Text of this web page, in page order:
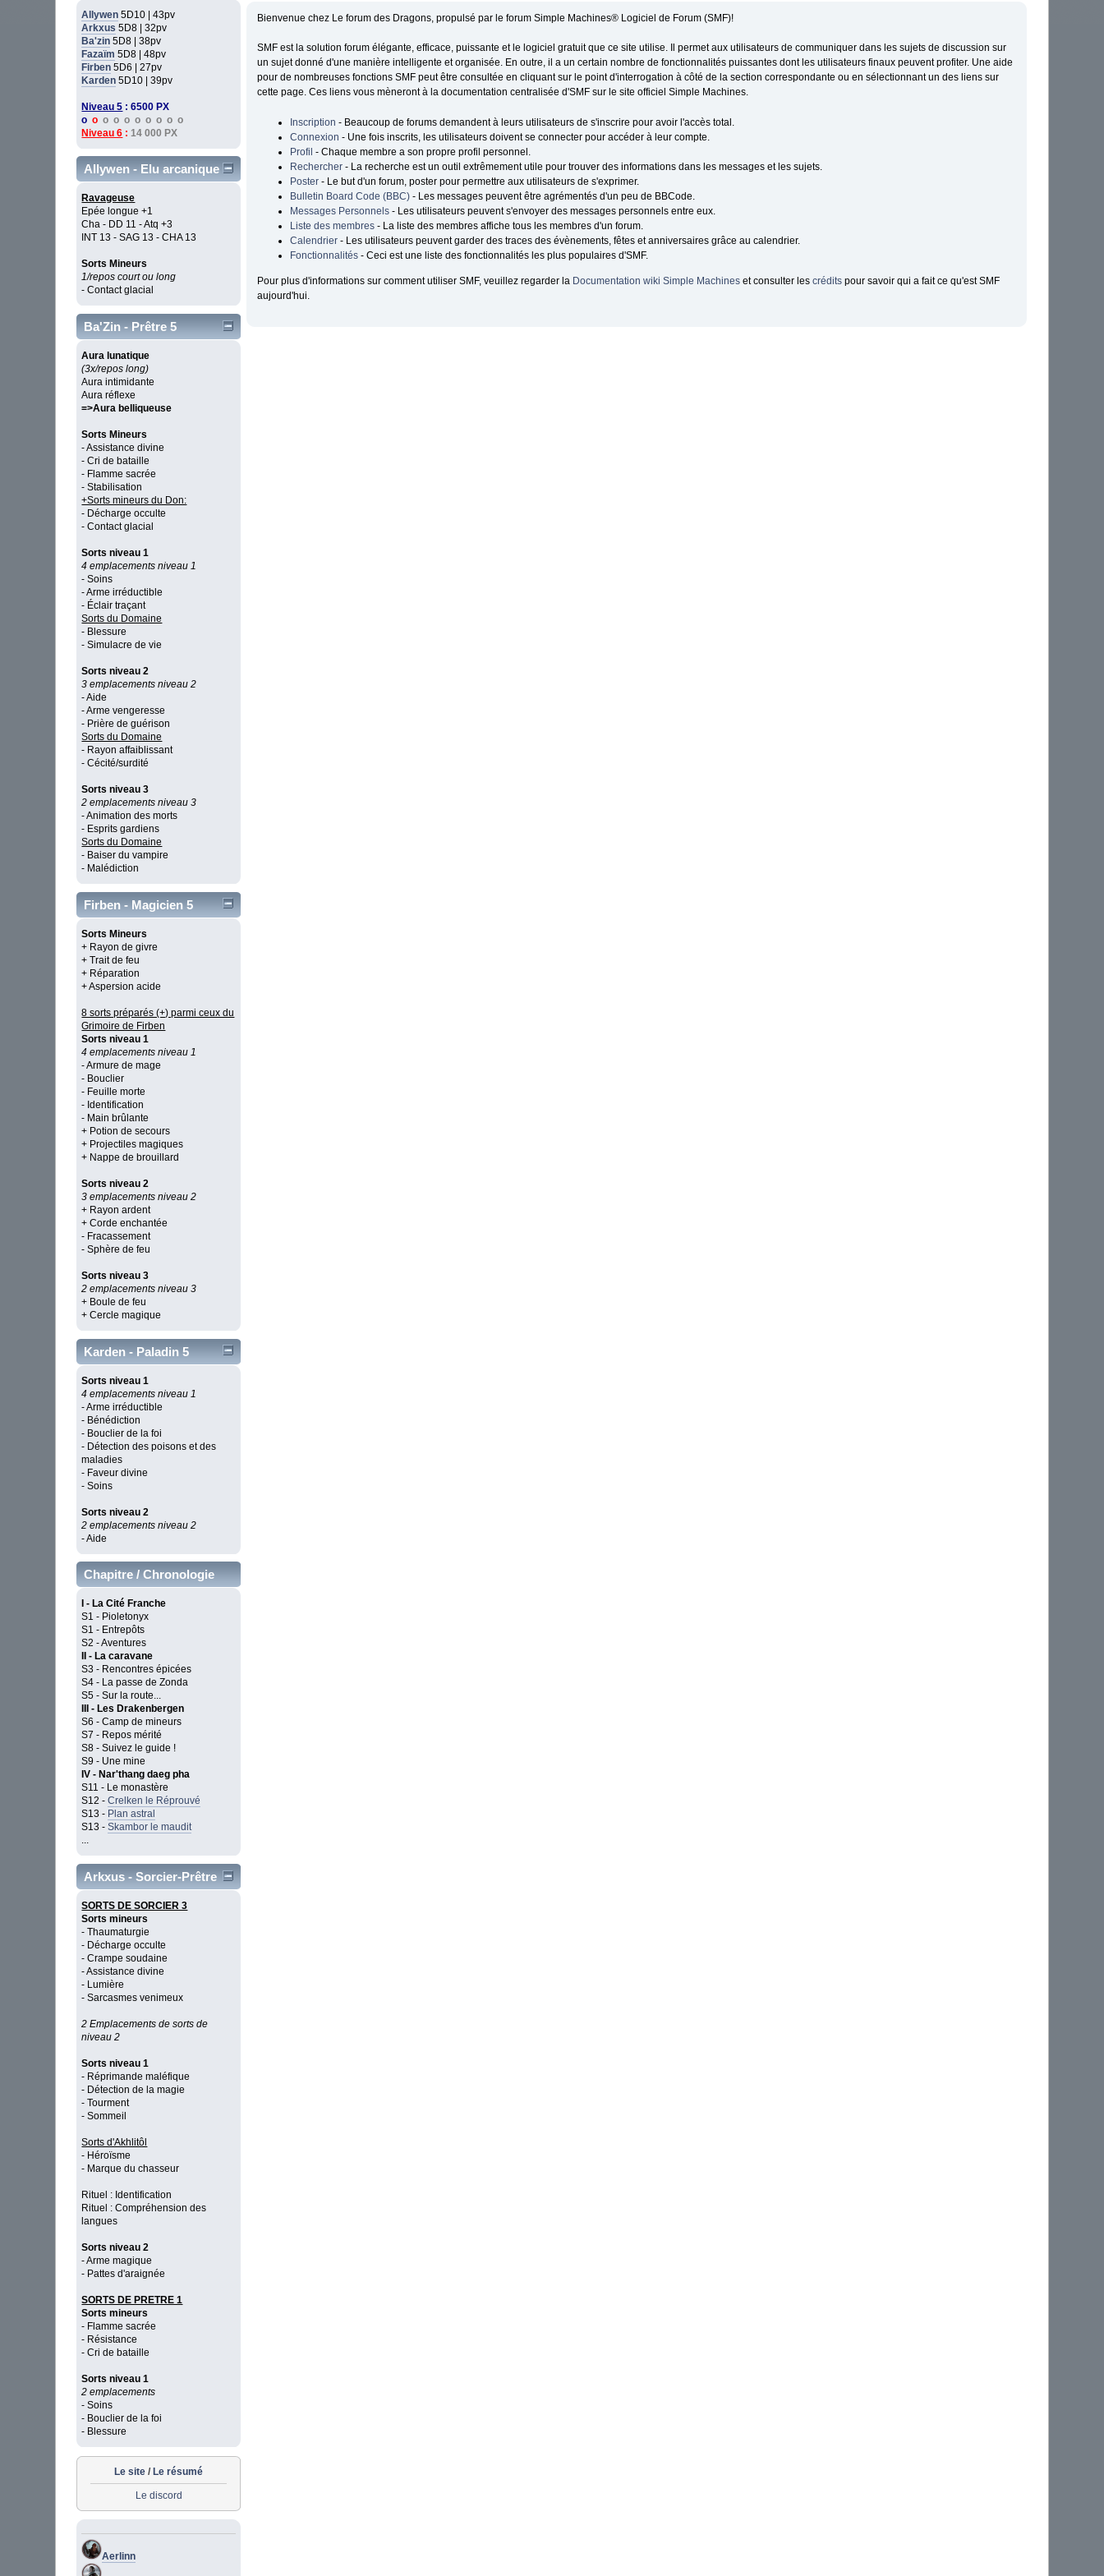
Allywen 5D10 | 43pv
Arkxus 5D8 | 32pv
Ba'zin 5D8 | 38pv
Fazaïm 5D8 | 48pv
Firben 5D6 | 27pv
Karden 5D10 | 39pv
Niveau 5 : 6500 PX
oo o o o o o o o o
Niveau 6 : 14 000 PX
Allywen - Elu arcanique
Ravageuse
Epée longue +1
Cha - DD 11 - Atq +3
INT 13 - SAG 13 - CHA 13
Sorts Mineurs
1/repos court ou long
- Contact glacial
Ba'Zin - Prêtre 5
Aura lunatique
(3x/repos long)
Aura intimidante
Aura réflexe
=>Aura belliqueuse
Sorts Mineurs
- Assistance divine
- Cri de bataille
- Flamme sacrée
- Stabilisation
+Sorts mineurs du Don:
- Décharge occulte
- Contact glacial
Sorts niveau 1
4 emplacements niveau 1
- Soins
- Arme irréductible
- Éclair traçant
Sorts du Domaine
- Blessure
- Simulacre de vie
Sorts niveau 2
3 emplacements niveau 2
- Aide
- Arme vengeresse
- Prière de guérison
Sorts du Domaine
- Rayon affaiblissant
- Cécité/surdité
Sorts niveau 3
2 emplacements niveau 3
- Animation des morts
- Esprits gardiens
Sorts du Domaine
- Baiser du vampire
- Malédiction
Firben - Magicien 5
Sorts Mineurs
+ Rayon de givre
+ Trait de feu
+ Réparation
+ Aspersion acide
8 sorts préparés (+) parmi ceux du
Grimoire de Firben
Sorts niveau 1
4 emplacements niveau 1
- Armure de mage
- Bouclier
- Feuille morte
- Identification
- Main brûlante
+ Potion de secours
+ Projectiles magiques
+ Nappe de brouillard
Sorts niveau 2
3 emplacements niveau 2
+ Rayon ardent
+ Corde enchantée
- Fracassement
- Sphère de feu
Sorts niveau 3
2 emplacements niveau 3
+ Boule de feu
+ Cercle magique
Karden - Paladin 5
Sorts niveau 1
4 emplacements niveau 1
- Arme irréductible
- Bénédiction
- Bouclier de la foi
- Détection des poisons et des
maladies
- Faveur divine
- Soins
Sorts niveau 2
2 emplacements niveau 2
- Aide
Chapitre / Chronologie
I - La Cité Franche
S1 - Pioletonyx
S1 - Entrepôts
S2 - Aventures
II - La caravane
S3 - Rencontres épicées
S4 - La passe de Zonda
S5 - Sur la route...
III - Les Drakenbergen
S6 - Camp de mineurs
S7 - Repos mérité
S8 - Suivez le guide !
S9 - Une mine
IV - Nar'thang daeg pha
S11 - Le monastère
S12 -Crelken le Réprouvé
S13 - Plan astral
S13 -Skambor le maudit
...
Arkxus - Sorcier-Prêtre
SORTS DE SORCIER 3
Sorts mineurs
- Thaumaturgie
- Décharge occulte
- Crampe soudaine
- Assistance divine
- Lumière
- Sarcasmes venimeux
2 Emplacements de sorts de
niveau 2
Sorts niveau 1
- Réprimande maléfique
- Détection de la magie
- Tourment
- Sommeil
Sorts d'Akhlitôl
- Héroïsme
- Marque du chasseur
Rituel : Identification
Rituel : Compréhension des
langues
Sorts niveau 2
- Arme magique
- Pattes d'araignée
SORTS DE PRETRE 1
Sorts mineurs
- Flamme sacrée
- Résistance
- Cri de bataille
Sorts niveau 1
2 emplacements
- Soins
- Bouclier de la foi
- Blessure
Le site /Le résumé
Le discord
Aerlinn
Bienvenue chez Le forum des Dragons, propulsé par le forum Simple Machines® Logiciel de Forum (SMF)!
SMF est la solution forum élégante, efficace, puissante et le logiciel gratuit que ce site utilise. Il permet aux utilisateurs de communiquer dans les sujets de discussion sur
un sujet donné d'une manière intelligente et organisée. En outre, il a un certain nombre de fonctionnalités puissantes dont les utilisateurs finaux peuvent profiter. Une aide
pour de nombreuses fonctions SMF peut être consultée en cliquant sur le point d'interrogation à côté de la section correspondante ou en sélectionnant un des liens sur
cette page. Ces liens vous mèneront à la documentation centralisée d'SMF sur le site officiel Simple Machines.
Inscription - Beaucoup de forums demandent à leurs utilisateurs de s'inscrire pour avoir l'accès total.
Connexion - Une fois inscrits, les utilisateurs doivent se connecter pour accéder à leur compte.
Profil - Chaque membre a son propre profil personnel.
Rechercher- La recherche est un outil extrêmement utile pour trouver des informations dans les messages et les sujets.
Poster- Le but d'un forum, poster pour permettre aux utilisateurs de s'exprimer.
Bulletin Board Code (BBC)- Les messages peuvent être agrémentés d'un peu de BBCode.
Messages Personnels- Les utilisateurs peuvent s'envoyer des messages personnels entre eux.
Liste des membres- La liste des membres affiche tous les membres d'un forum.
Calendrier- Les utilisateurs peuvent garder des traces des évènements, fêtes et anniversaires grâce au calendrier.
Fonctionnalités- Ceci est une liste des fonctionnalités les plus populaires d'SMF.
Pour plus d'informations sur comment utiliser SMF, veuillez regarder la Documentation wiki Simple Machineset consulter les créditspour savoir qui a fait ce qu'est SMF
aujourd'hui.